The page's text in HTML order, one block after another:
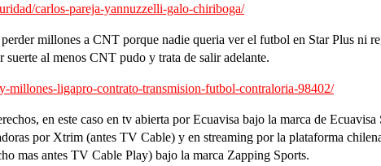
carlos-pareja-yannuzzelli-galo-chiriboga/
millones a CNT porque nadie queria ver el futbol en Star Plus ni
al menos CNT pudo y trata de salir adelante.
millones-ligapro-contrato-transmision-futbol-contraloria-98402/
en este caso en tv abierta por Ecuavisa bajo la marca de
por Xtrim (antes TV Cable) y en streaming por la plataforma
mas antes TV Cable Play) bajo la marca Zapping Sports.